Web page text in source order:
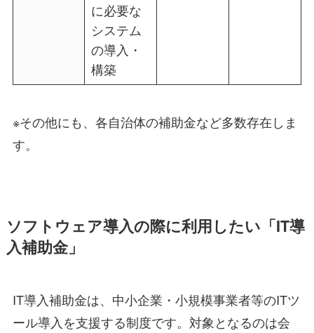
に必要な
システム
の導入・
構築
※その他にも、各自治体の補助金など多数存在しま
す。
ソフトウェア導入の際に利用したい「IT導
入補助金」
IT導入補助金は、中小企業・小規模事業者等のITツ
ール導入を支援する制度です。対象となるのは会